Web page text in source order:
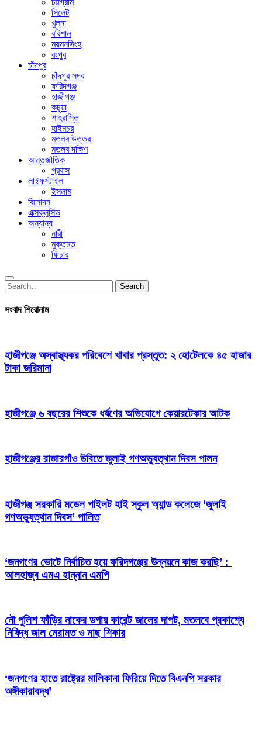
চট্টগ্রাম
সিলেট
খুলনা
বরিশাল
ময়মনসিংহ
রংপুর
চাঁদপুর
চাঁদপুর সদর
ফরিদগঞ্জ
হাজীগঞ্জ
কচুয়া
শাহরাস্তি
হাইমচর
মতলব উত্তর
মতলব দক্ষিণ
আন্তর্জাতিক
প্রবাস
লাইফস্টাইল
ইসলাম
বিনোদন
এক্সক্লুসিভ
অন্যান্য
নারী
মুক্তমত
ফিচার
Search
for:
Search
সংবাদ শিরোনাম
হাজীগঞ্জে অস্বাস্থ্যকর পরিবেশে খাবার প্রস্তুত: ২ হোটেলকে ৪৫ হাজার
টাকা জরিমানা
হাজীগঞ্জে ৬ বছরের শিশুকে ধর্ষণের অভিযোগে কেয়ারটেকার আটক
হাজীগঞ্জের রাজারগাঁও উবিতে জুলাই গণঅভ্যুত্থান দিবস পালন
হাজীগঞ্জ সরকারি মডেল পাইলট হাই স্কুল অ্যান্ড কলেজে ‘জুলাই
গণঅভ্যুত্থান দিবস’ পালিত
‘জনগণের ভোটে নির্বাচিত হয়ে ফরিদগঞ্জের উন্নয়নে কাজ করছি’ :
আলহাজ্ব এমএ হান্নান এমপি
নৌ পুলিশ ফাঁড়ির নাকের ডগায় কারেন্ট জালের দাপট, মতলবে প্রকাশ্যে
নিষিদ্ধ জাল মেরামত ও মাছ শিকার
‘জনগণের হাতে রাষ্ট্রের মালিকানা ফিরিয়ে দিতে বিএনপি সরকার
অঙ্গীকারাবদ্ধ’